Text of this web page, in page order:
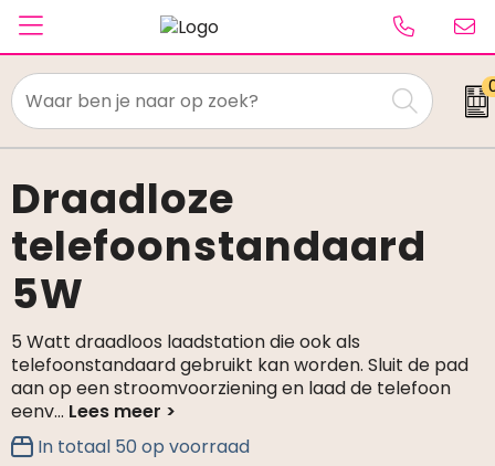
Textiel
Paraplu's
Caps & Beanies
Tassen
Drinkwaren
Schrijfwaren
Elektronica & gadgets
Draadloze
telefoonstandaard
5W
5 Watt draadloos laadstation die ook als
telefoonstandaard gebruikt kan worden. Sluit de pad
aan op een stroomvoorziening en laad de telefoon
eenv...
In totaal 50 op voorraad